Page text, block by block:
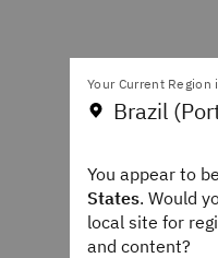
Your Current Region
Brazil
You appear to
States. Would
local site for
and content?